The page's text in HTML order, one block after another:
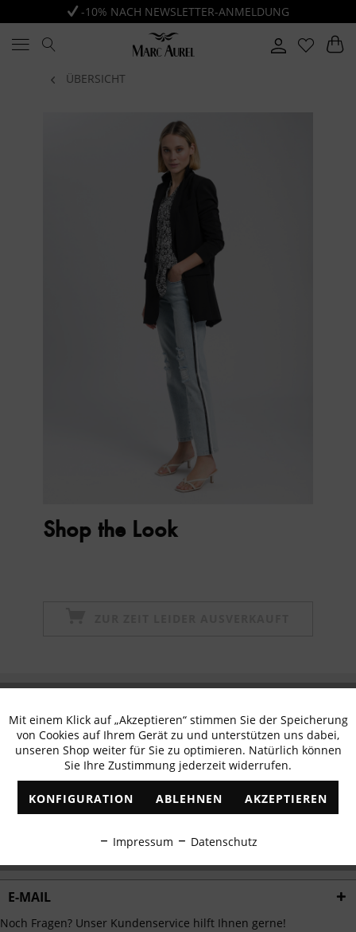
-10% NACH NEWSLETTER-ANMELDUNG
ÜBERSICHT
Shop the Look
erhalten
✓ Exklusive Angebote ✓ Die aktuellsten Trends
E-MAIL
Noch Fragen? Unser Kundenservice hilft Ihnen gerne!
Funktionale Aktiv
Marketing Inaktiv
Tracking Inaktiv
Personalisierung Inaktiv
Service
Mit einem Klick auf „Akzeptieren“ stimmen Sie der Speicherung
von Cookies auf Ihrem Gerät zu und unterstützen uns dabei,
unseren Shop weiter für Sie zu optimieren. Natürlich können
Sie Ihre Zustimmung jederzeit widerrufen.
KONFIGURATION ABLEHNEN AKZEPTIEREN
Impressum Datenschutz